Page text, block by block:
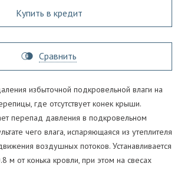
Купить в кредит
Сравнить
избыточной подкровельной влаги на
где отсутствует конек крыши.
перепад давления в подкровельном
чего влага, испаряющаяся из утеплителя
воздушных потоков. Устанавливается
м от конька кровли, при этом на свесах